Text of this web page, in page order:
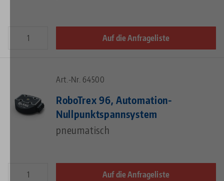
Auf die Anfrageliste
Art.-Nr. 64500
RoboTrex 96, Automation-
Nullpunktspannsystem
pneumatisch
Auf die Anfrageliste